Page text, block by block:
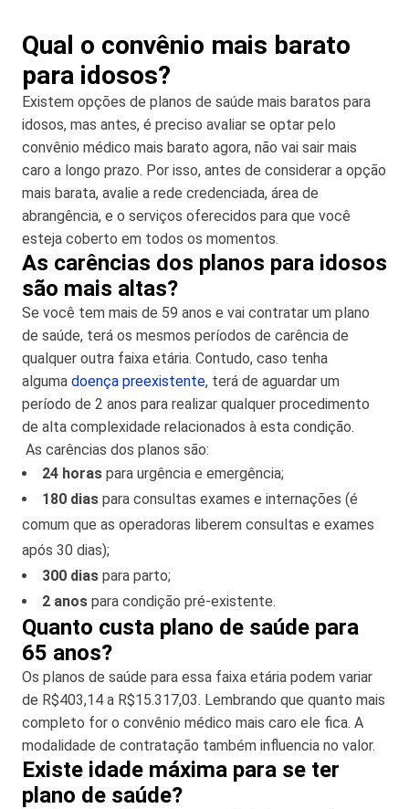
Qual o convênio mais barato
para idosos?
Existem opções de planos de saúde mais baratos para
idosos, mas antes, é preciso avaliar se optar pelo
convênio médico mais barato agora, não vai sair mais
caro a longo prazo. Por isso, antes de considerar a opção
mais barata, avalie a rede credenciada, área de
abrangência, e o serviços oferecidos para que você
esteja coberto em todos os momentos.
As carências dos planos para idosos
são mais altas?
Se você tem mais de 59 anos e vai contratar um plano
de saúde, terá os mesmos períodos de carência de
qualquer outra faixa etária. Contudo, caso tenha
alguma doença preexistente, terá de aguardar um
período de 2 anos para realizar qualquer procedimento
de alta complexidade relacionados à esta condição.
As carências dos planos são:
24 horas para urgência e emergência;
180 dias para consultas exames e internações (é
comum que as operadoras liberem consultas e exames
após 30 dias);
300 dias para parto;
2 anos para condição pré-existente.
Quanto custa plano de saúde para
65 anos?
Os planos de saúde para essa faixa etária podem variar
de R$403,14 a R$15.317,03. Lembrando que quanto mais
completo for o convênio médico mais caro ele fica. A
modalidade de contratação também influencia no valor.
Existe idade máxima para se ter
plano de saúde?